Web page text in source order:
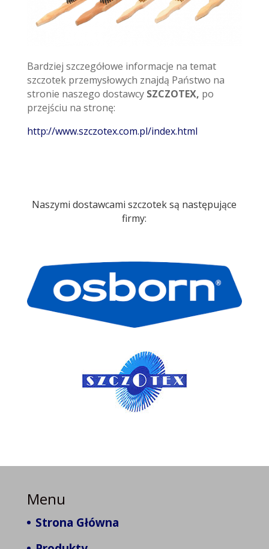
Bardziej szczegółowe informacje na temat
szczotek przemysłowych znajdą Państwo na
stronie naszego dostawcy SZCZOTEX, po
przejściu na stronę:
http://www.szczotex.com.pl/index.html
Naszymi dostawcami szczotek są następujące
firmy:
Menu
Strona Główna